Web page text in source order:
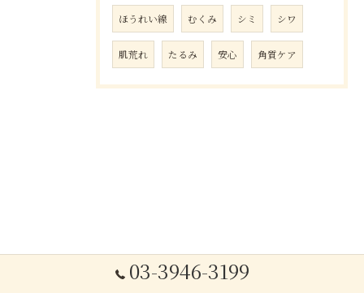
ほうれい線 むくみ シミ シワ
肌荒れ たるみ 安心 角質ケア
03-3946-3199